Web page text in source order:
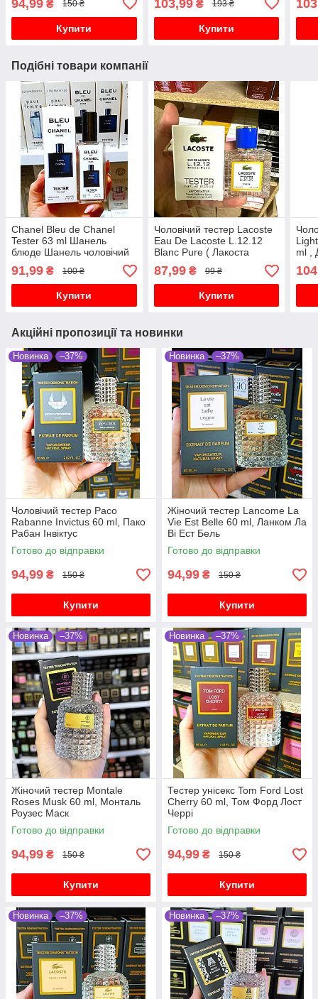
94,99 ₴ 150 ₴
Купити
103,99₴ 193 ₴
Купити
Подібні товари компанії
Chanel Bleu de Chanel
Tester 63 ml Шанель
блюде Шанель чоловічий
парфум
91,99 ₴ 100 ₴
Купити
Чоловічий тестер Lacoste
Eau De Lacoste L.12.12
Blanc Pure ( Лакоста
Бланк) 40 мл
87,99₴ 99 ₴
Купити
ml ,
Блу
Акційні пропозиції та новинки
Новинка –37%
Чоловічий тестер Paco
Rabanne Invictus 60 ml, Пако
Рабан Інвіктус
Готово до відправки
94,99 ₴ 150 ₴
Купити
Новинка –37%
Жіночий тестер Lancome La
Vie Est Belle 60 ml, Ланком Ла
Ві Ест Бель
Готово до відправки
94,99 ₴ 150 ₴
Купити
Новинка –37%
Жіночий тестер Montale
Roses Musk 60 ml, Монталь
Роузес Маск
Готово до відправки
94,99 ₴ 150 ₴
Купити
Новинка –37%
Тестер унісекс Tom Ford Lost
Cherry 60 ml, Том Форд Лост
Черрі
Готово до відправки
94,99 ₴ 150 ₴
Купити
Новинка –37% Новинка –37%